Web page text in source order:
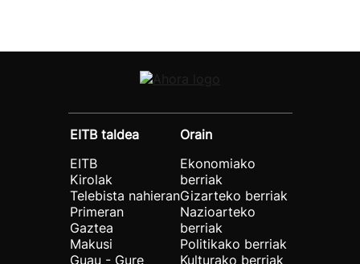
EITB taldea
EITB
Kirolak
Telebista nahieran
Primeran
Gaztea
Makusi
Guau - Gure
Orain
Ekonomiako
berriak
Gizarteko berriak
Nazioarteko
berriak
Politikako berriak
Kulturako berriak